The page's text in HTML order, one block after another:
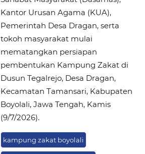
Kantor Urusan Agama (KUA),
Pemerintah Desa Dragan, serta
tokoh masyarakat mulai
mematangkan persiapan
pembentukan Kampung Zakat di
Dusun Tegalrejo, Desa Dragan,
Kecamatan Tamansari, Kabupaten
Boyolali, Jawa Tengah, Kamis
(9/7/2026).
kampung zakat boyolali